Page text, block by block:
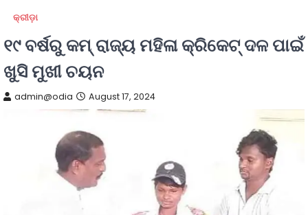
କ୍ରୀଡ଼ା
୧୯ ବର୍ଷରୁ କମ୍ ରାଜ୍ୟ ମହିଳା କ୍ରିକେଟ୍ ଦଳ ପାଇଁ
ଖୁସି ମୁଖୀ ଚୟନ
admin@odia August 17, 2024